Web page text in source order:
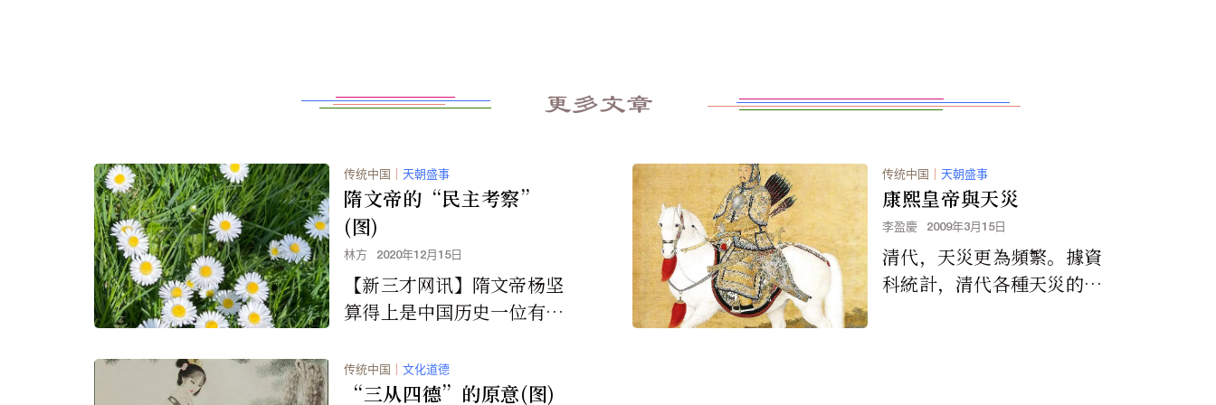
更多文章
传统中国 ｜ 天朝盛事
隋文帝的“民主考察”
(图)
林方 2020年12月15日
【新三才网讯】隋文帝杨坚
算得上是中国历史一位有为
全国后，实行了一系列对后
世影响深远...
传统中国 ｜ 天朝盛事
康熙皇帝與天災
李盈慶 2009年3月15日
清代，天災更為頻繁。據資
科統計，清代各種天災的次
传统中国 ｜ 文化道德
“三从四德”的原意(图)